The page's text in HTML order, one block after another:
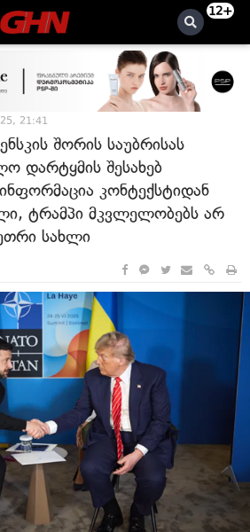
12+
21:41
შორის საუბრისას
დარტყმის შესახებ
კონტექსტიდან
ტრამპი მკვლელობებს არ
სახლი